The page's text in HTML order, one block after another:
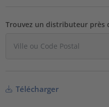
Trouvez un distributeur près
Télécharger